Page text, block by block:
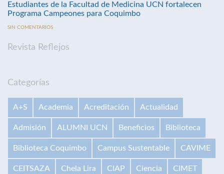
Estudiantes de la Facultad de Medicina UCN fortalecen
Programa Campeones para Coquimbo
SIN COMENTARIOS
Revista Reflejos
Categorías
A+S Academia Acreditación Actualidad
Admisión ALUMNI UCN Beneficios Biblioteca
Biblioteca Coquimbo Campus Sustentable CAVIME
CEITSAZA Chela Lira CIAP Ciencia CIMET